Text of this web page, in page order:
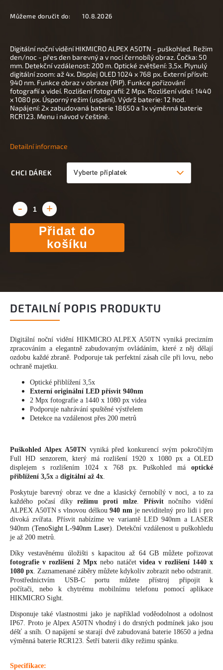
Můžeme doručit do: 10.8.2026
CHCI DÁREK
Přidat do
košíku
Digitální noční vidění HIKMICRO ALPEX A50TN - puškohled. Režim
den/noc - přes den barevný a v noci černobílý obraz. Čočka: 50
mm. Detekční vzdálenost: 200 m. Optické zvětšení: 3,5x. Plynulý
digitální zoom: až 4x. Displej OLED 1024 x 768 px. Externí přísvit:
940 nm. Funkce obraz v obraze (PIP). Funkce pořizování
fotografií a videí. Rozlišení fotografií: 2 Mpx. Rozlišení videí: 1440
x 1080 px. Úsporný režim (uspání). Výdrž baterie: 12 hod.
Napájení: 2x zabudovaná baterie 18650 a 1x výměnná baterie
RCR123. Menu i návod v češtině.
Detailní informace
DETAILNÍ POPIS PRODUKTU
Digitální noční vidění HIKMICRO ALPEX A50TN vyniká precizním
zpracováním a elegantně zabudovaným ovládáním, které z něj dělají
ozdobu každé zbraně. Podporuje tak perfektní zásah cíle při lovu, nebo
ochraně majetku.
Optické přiblížení 3,5x
Externí originální LED přísvit 940nm
2 Mpx fotografie a 1440 x 1080 px videa
Podporuje nahrávání spuštěné výstřelem
Detekce na vzdálenost přes 200 metrů
Puškohled Alpex A50TN vyniká před konkurencí svým pokročilým
Full HD senzorem, který má rozlišení 1920 x 1080 px a OLED
displejem s rozlišením 1024 x 768 px. Puškohled má optické
přiblížení 3,5x a digitální až 4x
Poskytuje barevný obraz ve dne a klasický černobílý v noci, a to za
každého počasí díkyrežimu proti mlze. Přísvitnočního vidění
ALPEX A50TN s vlnovou délkou940 nm je neviditelný pro lidi i pro
divoká zvířata. Přísvit nabízíme ve variantě LED 940nm a LASER
940nm (TenoSight L-940nm Laser). Detekční vzdálenost u puškohledu
je až 200 metrů.
Díky vestavěnému úložišti s kapacitou až 64 GB můžete pořizovat
fotografie v rozlišení 2 Mpx nebo natáčet videa v rozlišení 1440 x
1080 px . Zaznamenané záběry můžete kdykoliv zobrazit nebo odstranit.
Prostřednictvím USB-C portu můžete přístroj připojit k
počítači, nebo k chytrému mobilnímu telefonu pomocí aplikace
HIKMICRO Sight.
Disponuje také vlastnostmi jako je například voděodolnost a odolnost
IP67. Proto je Alpex A50TN vhodný i do drsných podmínek jako jsou
déšť a sníh. O napájení se starají dvě zabudovaná baterie 18650 a jedna
výměnná baterie RCR123. Šetří baterii díky režimu spánku.
Specifikace: